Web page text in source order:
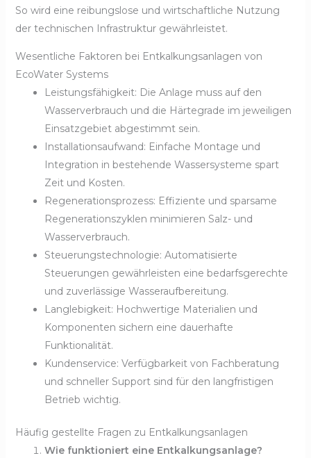
So wird eine reibungslose und wirtschaftliche Nutzung
der technischen Infrastruktur gewährleistet.
Wesentliche Faktoren bei Entkalkungsanlagen von
EcoWater Systems
Leistungsfähigkeit: Die Anlage muss auf den
Wasserverbrauch und die Härtegrade im jeweiligen
Einsatzgebiet abgestimmt sein.
Installationsaufwand: Einfache Montage und
Integration in bestehende Wassersysteme spart
Zeit und Kosten.
Regenerationsprozess: Effiziente und sparsame
Regenerationszyklen minimieren Salz- und
Wasserverbrauch.
Steuerungstechnologie: Automatisierte
Steuerungen gewährleisten eine bedarfsgerechte
und zuverlässige Wasseraufbereitung.
Langlebigkeit: Hochwertige Materialien und
Komponenten sichern eine dauerhafte
Funktionalität.
Kundenservice: Verfügbarkeit von Fachberatung
und schneller Support sind für den langfristigen
Betrieb wichtig.
Häufig gestellte Fragen zu Entkalkungsanlagen
Wie funktioniert eine Entkalkungsanlage?